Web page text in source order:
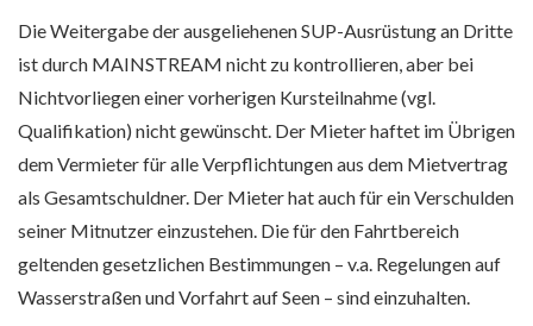
Die Weitergabe der ausgeliehenen SUP-Ausrüstung an Dritte
ist durch MAINSTREAM nicht zu kontrollieren, aber bei
Nichtvorliegen einer vorherigen Kursteilnahme (vgl.
Qualifikation) nicht gewünscht. Der Mieter haftet im Übrigen
dem Vermieter für alle Verpflichtungen aus dem Mietvertrag
als Gesamtschuldner. Der Mieter hat auch für ein Verschulden
seiner Mitnutzer einzustehen. Die für den Fahrtbereich
geltenden gesetzlichen Bestimmungen – v.a. Regelungen auf
Wasserstraßen und Vorfahrt auf Seen – sind einzuhalten.